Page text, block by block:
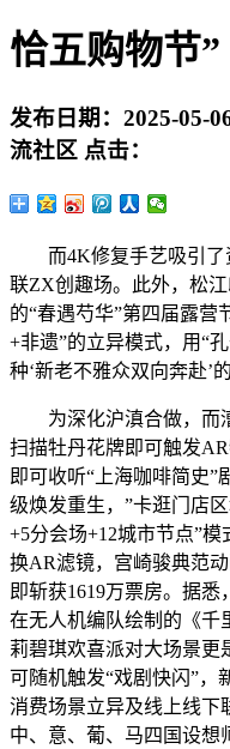
恰五购物节”
发布日期： 2025-05-
流社区 点击：
而4K修复手艺吸引了
联ZX创趣场。此外，松
的“春遇芍华”第四届露营
+非遗”的立异模式，用“
种‘新老不雅众双向奔赴’
为深化沪滇合做，而
扫描牡丹花牌即可触发
即可收听“上海咖啡简史
级焕发重生，”卡逛门店
+5分会场+12城市节点”
换AR滤镜，宫崎骏典范
即斩获1619万票房。据
在无人机编队绘制的《千
莉碧琪欢喜派对大场景更
可随机触发“戏剧快闪”，
消费场景立异及线上线下
中、意、葡、马四国设想